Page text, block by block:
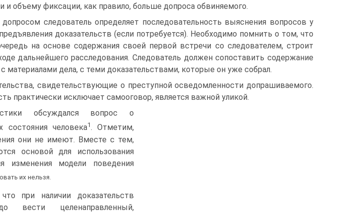
и объему фиксации, как правило, больше допроса обвиняемого.
следователь определяет последовательность выяснения вопросов у
доказательств (если потребуется). Необходимо помнить о том, что
на основе содержания своей первой встречи со следователем, строит
дальнейшего расследования. Следователь должен сопоставить содержание
материалами дела, с теми доказательствами, которые он уже собрал.
свидетельствующие о преступной осведомленности допрашиваемого.
практически исключает самооговор, является важной уликой.
обсуждался вопрос о
состояния человека1. Отметим,
они не имеют. Вместе с тем,
основой для использования
изменения модели поведения
их нельзя.
при наличии доказательств
вести целенаправленный,